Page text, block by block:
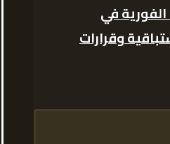
الفورية في
وقرارات